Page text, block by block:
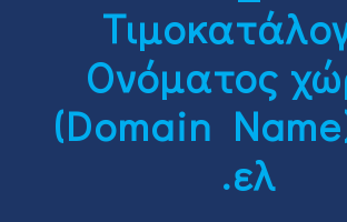
Ονόματος
(Domain
.ελ